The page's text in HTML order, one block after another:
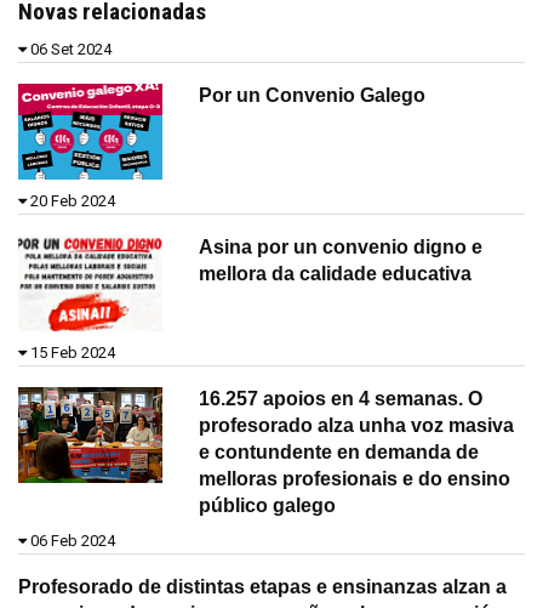
Novas relacionadas
06 Set 2024
Por un Convenio Galego
20 Feb 2024
Asina por un convenio digno e
mellora da calidade educativa
15 Feb 2024
16.257 apoios en 4 semanas. O
profesorado alza unha voz masiva
e contundente en demanda de
melloras profesionais e do ensino
público galego
06 Feb 2024
Profesorado de distintas etapas e ensinanzas alzan a